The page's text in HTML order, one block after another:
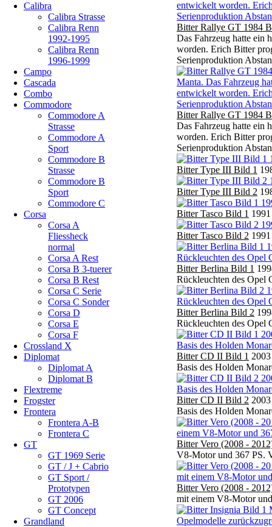
Calibra
Calibra Strasse
Calibra Renn
1992-1995
Calibra Renn
1996-1999
Campo
Cascada
Combo
Commodore
Commodore A
Strasse
Commodore A
Sport
Commodore B
Strasse
Commodore B
Sport
Commodore C
Corsa
Corsa A
Fliessheck
normal
Corsa A Rest
Corsa B 3-tuerer
Corsa B Rest
Corsa C Serie
Corsa C Sonder
Corsa D
Corsa E
Corsa F
Crossland X
Diplomat
Diplomat A
Diplomat B
Flextreme
Frogster
Frontera
Frontera A-B
Frontera C
GT
GT 1969 Serie
GT / J + Cabrio
GT Sport /
Prototypen
GT 2006
GT Concept
Grandland
Bitter Rallye GT 1984
Das Fahrzeug hatte ein
worden. Erich Bitter
Serienproduktion
Bitter Rallye GT 1984
Das Fahrzeug hatte ein
worden. Erich Bitter
Serienproduktion
Bitter Type III Bild 1
Bitter Type III Bild 2
Bitter Tasco Bild 1
Bitter Tasco Bild 2
Bitter Berlina Bild 1
Rückleuchten des Opel
Bitter Berlina Bild 2
Rückleuchten des Opel
Bitter CD II Bild 1
Basis des Holden
Bitter CD II Bild 2
Basis des Holden
Bitter Vero (2008 -
V8-Motor und 367 PS.
Bitter Vero (2008 -
mit einem V8-Motor